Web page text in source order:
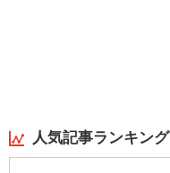
人気記事ランキング